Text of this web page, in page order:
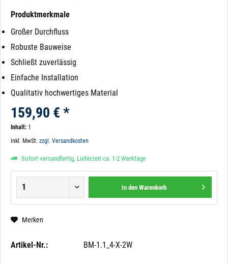
Produktmerkmale
Großer Durchfluss
Robuste Bauweise
Schließt zuverlässig
Einfache Installation
Qualitativ hochwertiges Material
159,90 € *
Inhalt: 1
inkl. MwSt. zzgl. Versandkosten
Sofort versandfertig, Lieferzeit ca. 1-2 Werktage
In den Warenkorb
Merken
Artikel-Nr.: BM-1.1_4-X-2W